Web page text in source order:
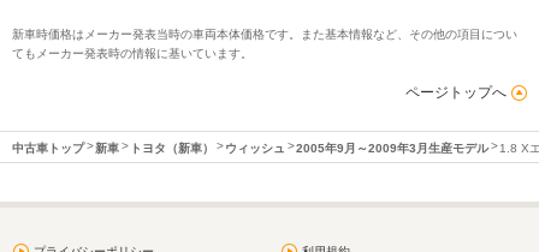
新車時価格はメーカー発表当時の車両本体価格です。また基本情報など、その他の項目につい
てもメーカー発表時の情報に基いています。
ページトップへ
中古車トップ 新車 トヨタ（新車） ウィッシュ 2005年9月～2009年3月生産モデル 1.8 X